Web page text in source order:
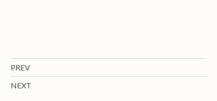
PREV
NEXT